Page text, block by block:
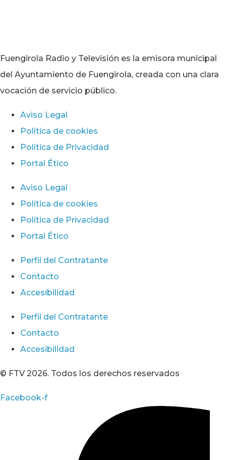
Fuengirola Radio y Televisión es la emisora municipal
del Ayuntamiento de Fuengirola, creada con una clara
vocación de servicio público.
Aviso Legal
Política de cookies
Política de Privacidad
Portal Ético
Aviso Legal
Política de cookies
Política de Privacidad
Portal Ético
Perfil del Contratante
Contacto
Accesibilidad
Perfil del Contratante
Contacto
Accesibilidad
© FTV 2026. Todos los derechos reservados
Facebook-f